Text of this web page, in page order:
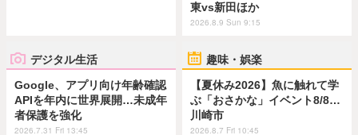
東vs新田ほか
2026.8.9 Sun 9:15
デジタル生活
Google、アプリ向け年齢確認
APIを年内に世界展開…未成年
者保護を強化
2026.7.31 Fri 13:45
趣味・娯楽
【夏休み2026】魚に触れて学
ぶ「おさかな」イベント8/8…
川崎市
2026.8.7 Fri 10:45